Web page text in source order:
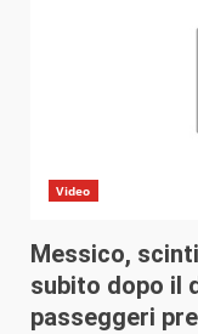
Video
Messico,
subito dopo il
passeggeri